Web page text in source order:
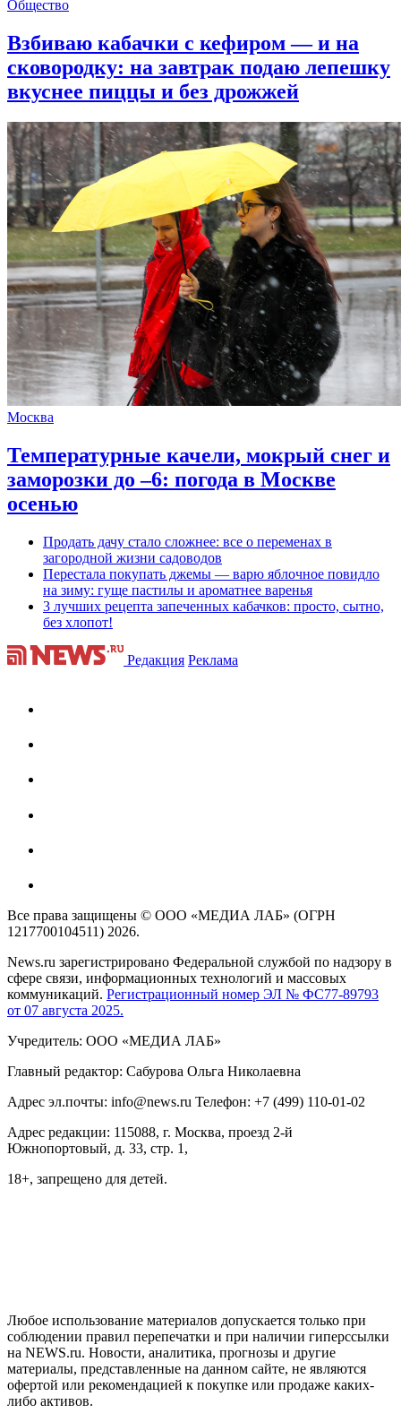
Общество
Взбиваю кабачки с кефиром — и на
сковородку: на завтрак подаю лепешку
вкуснее пиццы и без дрожжей
Москва
Температурные качели, мокрый снег и
заморозки до –6: погода в Москве
осенью
Продать дачу стало сложнее: все о переменах в
загородной жизни садоводов
Перестала покупать джемы — варю яблочное повидло
на зиму: гуще пастилы и ароматнее варенья
3 лучших рецепта запеченных кабачков: просто, сытно,
без хлопот!
Редакция Реклама
Все права защищены © ООО «МЕДИА ЛАБ» (ОГРН
1217700104511) 2026.
News.ru зарегистрировано Федеральной службой по надзору в
сфере связи, информационных технологий и массовых
коммуникаций. Регистрационный номер ЭЛ № ФС77-89793
от 07 августа 2025.
Учредитель: ООО «МЕДИА ЛАБ»
Главный редактор: Сабурова Ольга Николаевна
Адрес эл.почты: info@news.ru Телефон: +7 (499) 110-01-02
Адрес редакции: 115088, г. Москва, проезд 2-й
Южнопортовый, д. 33, стр. 1,
18+, запрещено для детей.
Любое использование материалов допускается только при
соблюдении правил перепечатки и при наличии гиперссылки
на NEWS.ru. Новости, аналитика, прогнозы и другие
материалы, представленные на данном сайте, не являются
офертой или рекомендацией к покупке или продаже каких-
либо активов.